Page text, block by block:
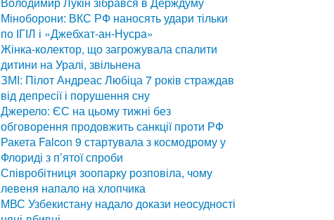
Міноборони: ВКС РФ наносять удари тільки
по ІГІЛ і «Джебхат-ан-Нусра»
Жінка-колектор, що загрожувала спалити
дитини на Уралі, звільнена
ЗМІ: Пілот Андреас Любіца 7 років страждав
від депресії і порушення сну
Джерело: ЄС на цьому тижні без
обговорення продовжить санкції проти РФ
Ракета Falcon 9 стартувала з космодрому у
Флориді з п’ятої спроби
Співробітниця зоопарку розповіла, чому
левеня напало на хлопчика
МВС Узбекистану надало докази неосудності